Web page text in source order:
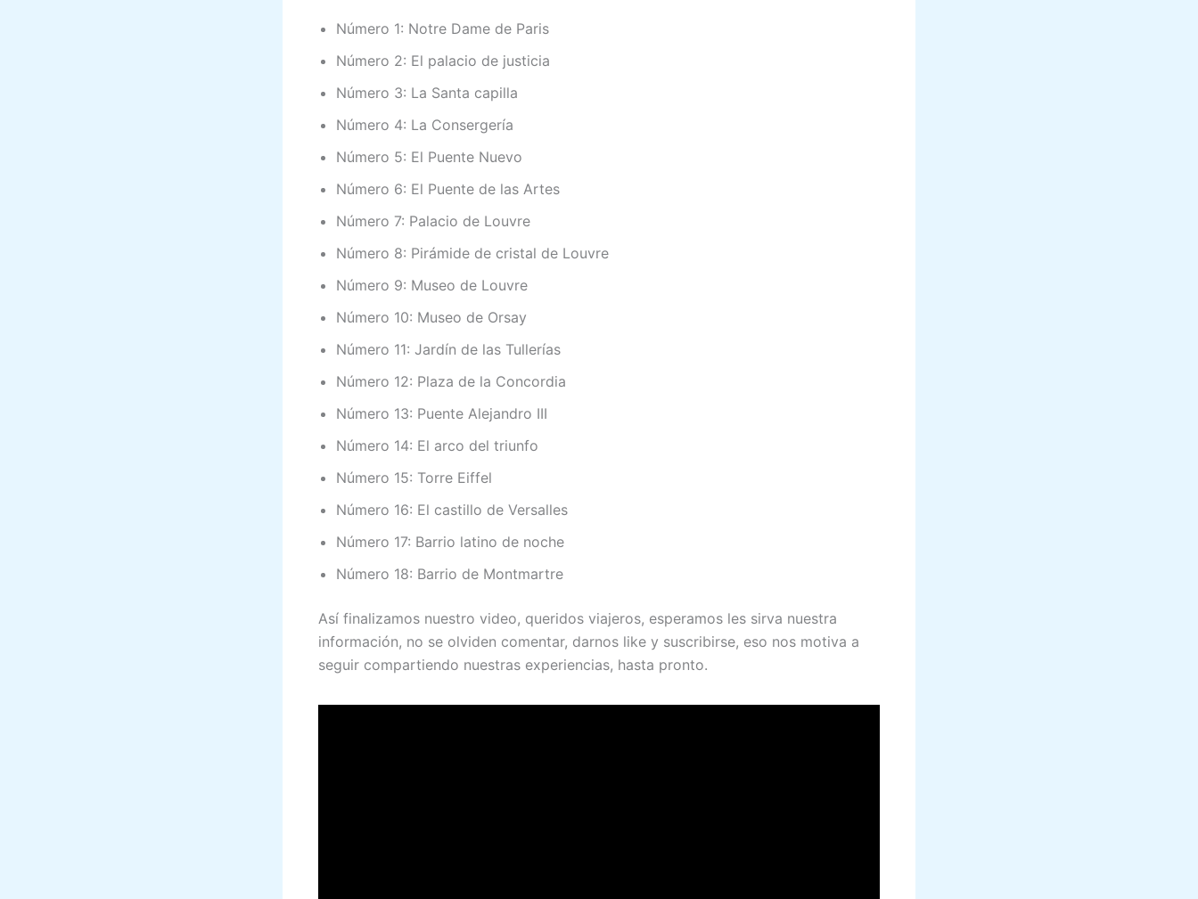
Número 1: Notre Dame de Paris
Número 2: El palacio de justicia
Número 3: La Santa capilla
Número 4: La Consergería
Número 5: El Puente Nuevo
Número 6: El Puente de las Artes
Número 7: Palacio de Louvre
Número 8: Pirámide de cristal de Louvre
Número 9: Museo de Louvre
Número 10: Museo de Orsay
Número 11: Jardín de las Tullerías
Número 12: Plaza de la Concordia
Número 13: Puente Alejandro III
Número 14: El arco del triunfo
Número 15: Torre Eiffel
Número 16: El castillo de Versalles
Número 17: Barrio latino de noche
Número 18: Barrio de Montmartre
Así finalizamos nuestro video, queridos viajeros, esperamos les sirva nuestra
información, no se olviden comentar, darnos like y suscribirse, eso nos motiva a
seguir compartiendo nuestras experiencias, hasta pronto.